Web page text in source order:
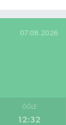
07.08.2026
ÖĞLE
12:32